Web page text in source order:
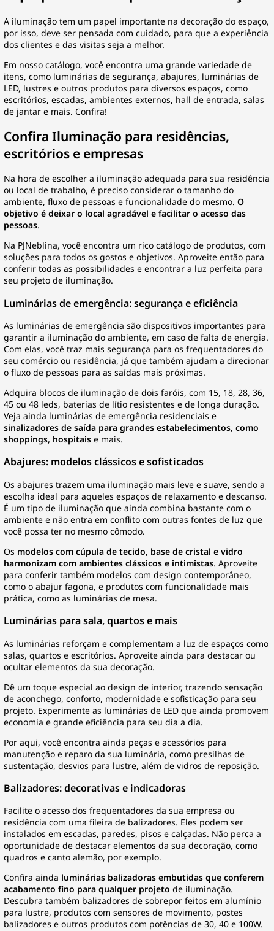
A iluminação tem um papel importante na decoração do espaço,
por isso, deve ser pensada com cuidado, para que a experiência
dos clientes e das visitas seja a melhor.
Em nosso catálogo, você encontra uma grande variedade de
itens, como luminárias de segurança, abajures, luminárias de
LED, lustres e outros produtos para diversos espaços, como
escritórios, escadas, ambientes externos, hall de entrada, salas
de jantar e mais. Confira!
Confira Iluminação para residências,
escritórios e empresas
Na hora de escolher a iluminação adequada para sua residência
ou local de trabalho, é preciso considerar o tamanho do
ambiente, fluxo de pessoas e funcionalidade do mesmo.O
objetivo é deixar o local agradável e facilitar o acesso das
pessoas.
Na PJNeblina, você encontra um rico catálogo de produtos, com
soluções para todos os gostos e objetivos. Aproveite então para
conferir todas as possibilidades e encontrar a luz perfeita para
seu projeto de iluminação.
Luminárias de emergência: segurança e eficiência
As luminárias de emergência são dispositivos importantes para
garantir a iluminação do ambiente, em caso de falta de energia.
Com elas, você traz mais segurança para os frequentadores do
seu comércio ou residência, já que também ajudam a direcionar
o fluxo de pessoas para as saídas mais próximas.
Adquira blocos de iluminação de dois faróis, com 15, 18, 28, 36,
45 ou 48 leds, baterias de lítio resistentes e de longa duração.
Veja ainda luminárias de emergência residenciais e
sinalizadores de saída para grandes estabelecimentos, como
shoppings, hospitais e mais.
Abajures: modelos clássicos e sofisticados
Osabajures trazem uma iluminação mais leve e suave, sendo a
escolha ideal para aqueles espaços de relaxamento e descanso.
É um tipo de iluminação que ainda combina bastante com o
ambiente e não entra em conflito com outras fontes de luz que
você possa ter no mesmo cômodo.
Os modelos com cúpula de tecido, base de cristal e vidro
harmonizam com ambientes clássicos e intimistas. Aproveite
para conferir também modelos com design contemporâneo,
como o abajur fagona, e produtos com funcionalidade mais
prática, como as luminárias de mesa.
Luminárias para sala, quartos e mais
As luminárias reforçam e complementam a luz de espaços como
salas, quartos e escritórios. Aproveite ainda para destacar ou
ocultar elementos da sua decoração.
Dê um toque especial ao design de interior, trazendo sensação
de aconchego, conforto, modernidade e sofisticação para seu
projeto. Experimente as luminárias de LED que ainda promovem
economia e grande eficiência para seu dia a dia.
Por aqui, você encontra ainda peças e acessórios para
manutenção e reparo da sua luminária, como presilhas de
sustentação, desvios para lustre, além de vidros de reposição.
Balizadores: decorativas e indicadoras
Facilite o acesso dos frequentadores da sua empresa ou
residência com uma fileira de balizadores. Eles podem ser
instalados em escadas, paredes, pisos e calçadas. Não perca a
oportunidade de destacar elementos da sua decoração, como
quadros e canto alemão, por exemplo.
Confira ainda luminárias balizadoras embutidas que conferem
acabamento fino para qualquer projeto de iluminação.
Descubra também balizadores de sobrepor feitos em alumínio
para lustre, produtos com sensores de movimento, postes
balizadores e outros produtos com potências de 30, 40 e 100W.